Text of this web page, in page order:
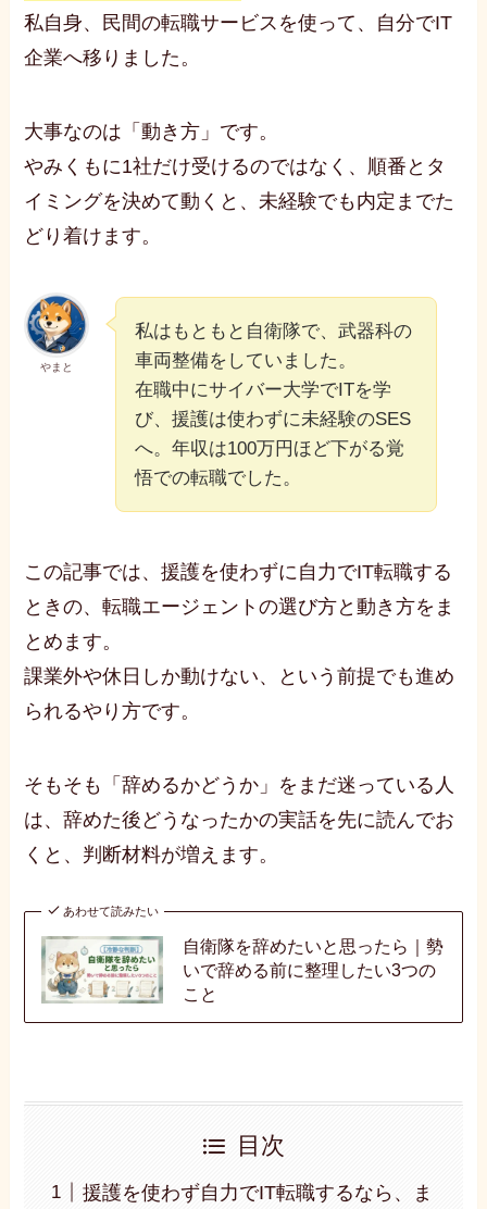
私自身、民間の転職サービスを使って、自分でIT
企業へ移りました。
大事なのは「動き方」です。
やみくもに1社だけ受けるのではなく、順番とタ
イミングを決めて動くと、未経験でも内定までた
どり着けます。
やまと
私はもともと自衛隊で、武器科の
車両整備をしていました。
在職中にサイバー大学でITを学
び、援護は使わずに未経験のSES
へ。年収は100万円ほど下がる覚
悟での転職でした。
この記事では、援護を使わずに自力でIT転職する
ときの、転職エージェントの選び方と動き方をま
とめます。
課業外や休日しか動けない、という前提でも進め
られるやり方です。
そもそも「辞めるかどうか」をまだ迷っている人
は、辞めた後どうなったかの実話を先に読んでお
くと、判断材料が増えます。
あわせて読みたい
自衛隊を辞めたいと思ったら｜勢
いで辞める前に整理したい3つの
こと
目次
援護を使わず自力でIT転職するなら、ま